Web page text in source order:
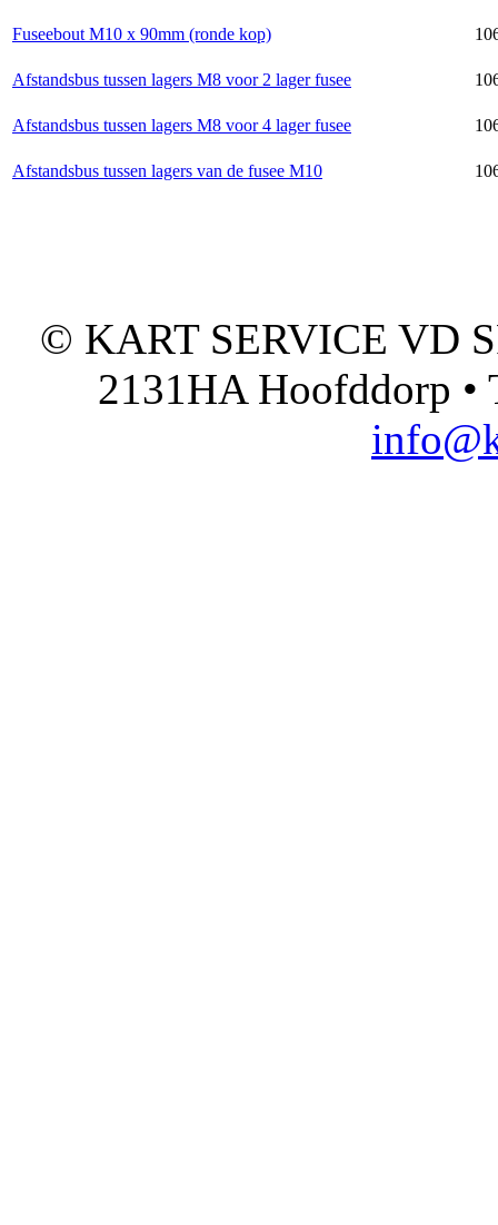
Fuseebout M10 x 90mm (ronde kop)
Afstandsbus tussen lagers M8 voor 2 lager fusee
Afstandsbus tussen lagers M8 voor 4 lager fusee
Afstandsbus tussen lagers van de fusee M10
© KART SERVICE VD
2131HA Hoofddorp •